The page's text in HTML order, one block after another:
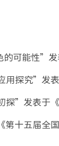
可能性”
用探究”发
探”发表于
十五届全